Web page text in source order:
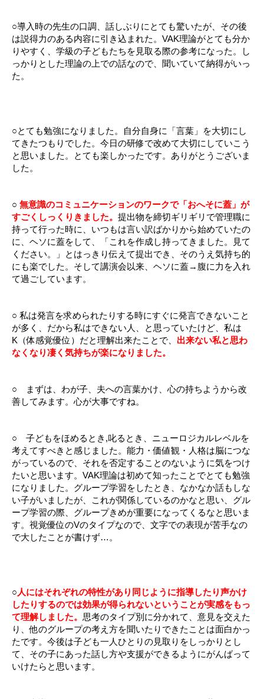
○導入時の先生の口調、話しぶりにとても驚いたが、その後
は説得力のある内容に引き込まれた。VAK理論がとても分か
りやすく、学級の子どもたちを見取る際の参考になった。し
っかりとした理論の上での話なので、聞いていて納得がいっ
た。
○とても勉強になりました。自分自身に「言葉」を大切にし
てきたつもりでした。今日の研修で改めて大切にしていこう
と思いました。とても楽しかったです。ありがとうございま
した。
○ 無意識のコミュニケーションのワークで「おへそに蓋」が
すごくしっくりきました。 提出物を締切ギリギリで管理職に
持って行った時に、いつもは言い訳ばかりから始めていたの
に、ヘソに蓋をして、「これを作成し持ってきました。見て
ください。」とはっきり伝えて提出でき、そのうえ気持ち的
にも楽でした。そして講演会以来、ヘソに蓋→腹に力を入れ
て過ごしています。
○ 私は発言を求められたりする時にすぐに発言できないこと
が多く、だから私はできない人、と思っていたけど、私は
K（体感覚優位）だと理解出来たことで、 出来ない私と思わ
なくなり凄く気持ちが楽になりました。
○ まずは、わが子、夫への言葉かけ、心の持ちようから改
善してみます。心が大事ですね。
○ 子どもをほめるとき,叱るとき、ニューロジカルレベルを
考えてすべきと感じました。能力・価値観・人格は脳につな
がっているので、それを否定することのないように気をつけ
たいと思います。VAK理論は初めて知ったことでとても勉強
になりました。グループ学習をしたとき、なかなか話もしな
い子がいましたが、これが関係しているのかなと思い、グル
ープ学習の際、グループきめが重要になってくるなと思いま
す。視覚優位のVのタイプなので、文字での表現が苦手なの
で大したことが書けず…。
○ 人にはそれぞれの特性があり同じように指導したり声かけ
したりするのでは効果が得られないということが実感をもっ
て理解しました。 思考のタイプ別に分かれて、意見を交えた
り、他のグループの考え方を聞いたりできたことは面白かっ
たです。今後は子ども一人ひとりの見取りをしっかりとし
て、その子にあった話し方や支援ができるようにがんばって
いけたらと思います。